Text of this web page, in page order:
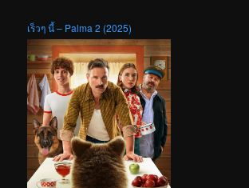
เร็วๆ นี้ – Palma 2 (2025)